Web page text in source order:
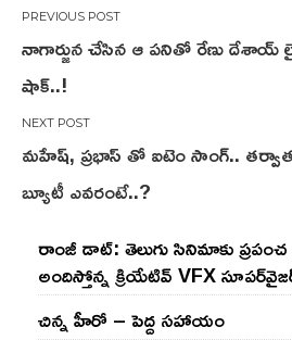
Post
navigation
నాగార్జున చేసిన ఆ ప‌నితో రేణు దేశాయ్
షాక్..!
మహేష్, ప్రభాస్ తో ఐటెం సాంగ్.. తర్వాత
బ్యూటీ ఎవరంటే..?
రాంజీ డాట్: తెలుగు సినిమాకు ప్రపంచ
అందిస్తోన్న క్రియేటివ్ VFX
చిన్న హీరో – పెద్ద సహాయం